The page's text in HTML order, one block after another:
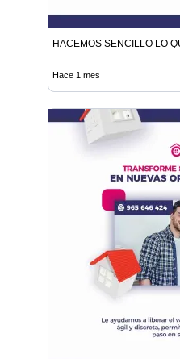
HACEMOS SENCILLO LO
Hace 1 mes